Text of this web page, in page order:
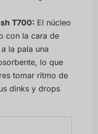
T700: El núcleo
con la cara de
la pala una
lo que
tomar ritmo de
dinks y drops